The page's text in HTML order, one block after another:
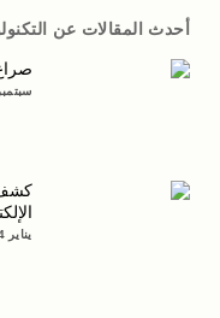
أحدث المقالات عن
سبتمبر 30,
كشف
يناير 14, 2025